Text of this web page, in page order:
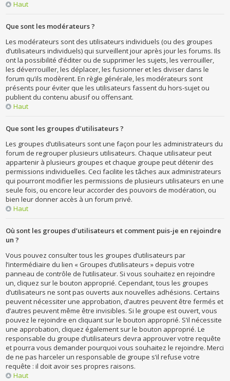
Haut
Que sont les modérateurs ?
Les modérateurs sont des utilisateurs individuels (ou des groupes
d’utilisateurs individuels) qui surveillent jour après jour les forums. Ils
ont la possibilité d’éditer ou de supprimer les sujets, les verrouiller,
les déverrouiller, les déplacer, les fusionner et les diviser dans le
forum qu’ils modèrent. En règle générale, les modérateurs sont
présents pour éviter que les utilisateurs fassent du hors-sujet ou
publient du contenu abusif ou offensant.
Haut
Que sont les groupes d’utilisateurs ?
Les groupes d’utilisateurs sont une façon pour les administrateurs du
forum de regrouper plusieurs utilisateurs. Chaque utilisateur peut
appartenir à plusieurs groupes et chaque groupe peut détenir des
permissions individuelles. Ceci facilite les tâches aux administrateurs
qui pourront modifier les permissions de plusieurs utilisateurs en une
seule fois, ou encore leur accorder des pouvoirs de modération, ou
bien leur donner accès à un forum privé.
Haut
Où sont les groupes d’utilisateurs et comment puis-je en rejoindre
un ?
Vous pouvez consulter tous les groupes d’utilisateurs par
l’intermédiaire du lien « Groupes d’utilisateurs » depuis votre
panneau de contrôle de l’utilisateur. Si vous souhaitez en rejoindre
un, cliquez sur le bouton approprié. Cependant, tous les groupes
d’utilisateurs ne sont pas ouverts aux nouvelles adhésions. Certains
peuvent nécessiter une approbation, d’autres peuvent être fermés et
d’autres peuvent même être invisibles. Si le groupe est ouvert, vous
pouvez le rejoindre en cliquant sur le bouton approprié. S’il nécessite
une approbation, cliquez également sur le bouton approprié. Le
responsable du groupe d’utilisateurs devra approuver votre requête
et pourra vous demander pourquoi vous souhaitez le rejoindre. Merci
de ne pas harceler un responsable de groupe s’il refuse votre
requête : il doit avoir ses propres raisons.
Haut